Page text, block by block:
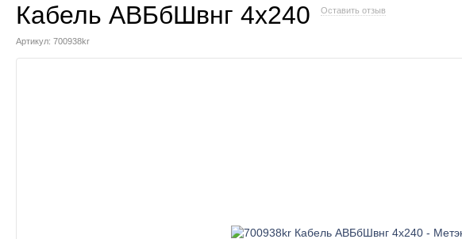
Кабель АВБбШвнг 4х240 Оставить отзыв
Артикул: 700938kr